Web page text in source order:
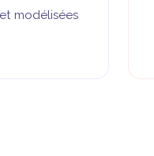
modélisées